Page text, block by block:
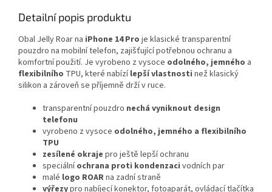
Detailní popis produktu
Obal Jelly Roar na iPhone 14 Pro je klasické transparentní
pouzdro na mobilní telefon, zajišťující potřebnou ochranu a
komfortní použití. Je vyrobeno z vysoce odolného, jemného a
flexibilního TPU, které nabízílepší vlastnosti než klasický
silikon a zároveň se příjemně drží v ruce.
transparentní pouzdro nechá vyniknout design
telefonu
vyrobeno z vysoce odolného, jemného a flexibilního
TPU
zesílené okraje pro ještě lepší ochranu
speciálníochrana proti kondenzaci vodních par
malé logo ROARna zadní straně
výřezypro nabíjecí konektor, fotoaparát, ovládací tlačítka